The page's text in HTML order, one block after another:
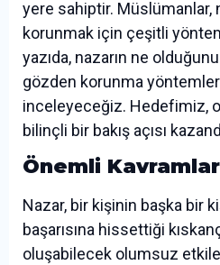
yere sahiptir. Müslümanlar,
korunmak için çeşitli
yazıda, nazarın ne
gözden korunma
inceleyeceğiz. Hedefimiz,
bilinçli bir bakış açısı
Önemli
Nazar, bir kişinin başka bir
başarısına hissettiği
oluşabilecek olumsuz